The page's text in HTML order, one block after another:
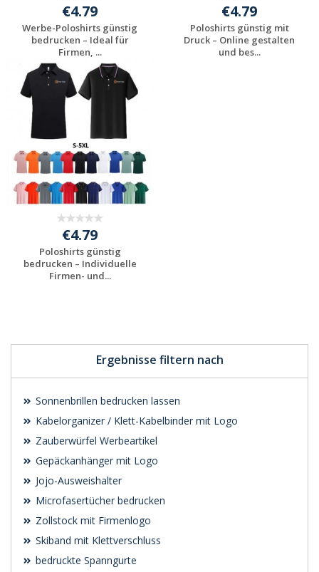
Ergebnisse filtern nach
Sonnenbrillen bedrucken lassen
Kabelorganizer / Klett-Kabelbinder mit Logo
Zauberwürfel Werbeartikel
Gepäckanhänger mit Logo
Jojo-Ausweishalter
Microfasertücher bedrucken
Zollstock mit Firmenlogo
Skiband mit Klettverschluss
bedruckte Spanngurte
€4.79
Werbe-Poloshirts günstig
bedrucken – Ideal für
Firmen, ...
Jetzt Angebot
anfordern
€4.79
Poloshirts günstig mit
Druck – Online gestalten
und bes...
€4.79
Poloshirts günstig
bedrucken – Individuelle
Firmen- und...